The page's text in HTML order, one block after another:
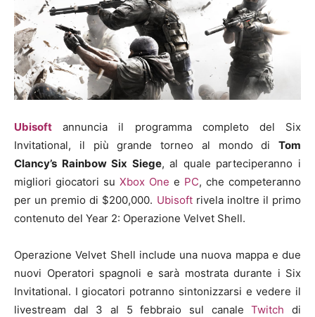
Ubisoft annuncia il programma completo del Six
Invitational, il più grande torneo al mondo di Tom
Clancy’s Rainbow Six Siege, al quale parteciperanno i
migliori giocatori su Xbox One e PC, che competeranno
per un premio di $200,000. Ubisoftrivela inoltre il primo
contenuto del Year 2: Operazione Velvet Shell.
Operazione Velvet Shell include una nuova mappa e due
nuovi Operatori spagnoli e sarà mostrata durante i Six
Invitational. I giocatori potranno sintonizzarsi e vedere il
livestream dal 3 al 5 febbraio sul canaleTwitch di